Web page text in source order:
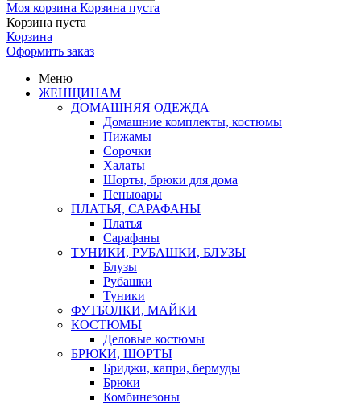
Моя корзина Корзина пуста
Корзина пуста
Корзина
Оформить заказ
Меню
ЖЕНЩИНАМ
ДОМАШНЯЯ ОДЕЖДА
Домашние комплекты, костюмы
Пижамы
Сорочки
Халаты
Шорты, брюки для дома
Пеньюары
ПЛАТЬЯ, САРАФАНЫ
Платья
Сарафаны
ТУНИКИ, РУБАШКИ, БЛУЗЫ
Блузы
Рубашки
Туники
ФУТБОЛКИ, МАЙКИ
КОСТЮМЫ
Деловые костюмы
БРЮКИ, ШОРТЫ
Бриджи, капри, бермуды
Брюки
Комбинезоны